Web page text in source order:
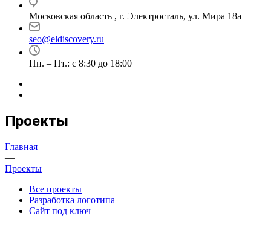
Московская область , г. Электросталь, ул. Мира 18а
seo@eldiscovery.ru
Пн. – Пт.: с 8:30 до 18:00
Проекты
Главная
—
Проекты
Все проекты
Разработка логотипа
Сайт под ключ